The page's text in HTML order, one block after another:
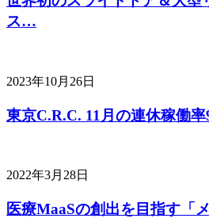
ス…
2023年10月26日
東京C.R.C. 11月の連休稼働
2022年3月28日
医療MaaSの創出を目指す「